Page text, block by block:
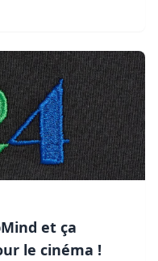
et ça
le cinéma !